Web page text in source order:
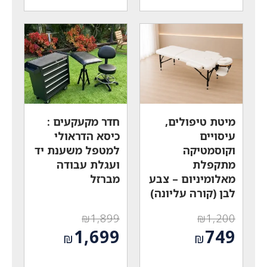
הוא:
₪109.
הוא:
₪149.
מיטת טיפולים,
עיסויים
וקוסמטיקה
מתקפלת
מאלומיניום – צבע
לבן (קורה עליונה)
₪1,200
המחיר
המקורי ₪749
חדר מקעקעים :
כיסא הדראולי
למטפל משענת יד
ועגלת עבודה
מברזל
₪1,899
המחיר
המקורי
₪1,699